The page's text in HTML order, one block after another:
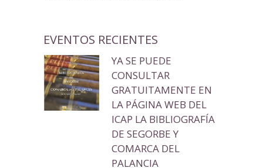
EVENTOS RECIENTES
YA SE PUEDE
CONSULTAR
GRATUITAMENTE EN
LA PÁGINA WEB DEL
ICAP LA BIBLIOGRAFÍA
DE SEGORBE Y
COMARCA DEL
PALANCIA